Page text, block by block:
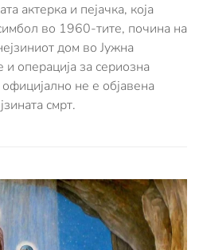
актерка и пејачка, која
во 1960-тите, почина на
дом во Јужна
операција за сериозна
официјално не е објавена
смрт.